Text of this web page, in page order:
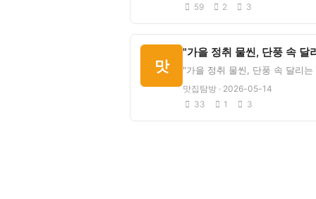
59
2 3
맛
맛집탐방 · 2026-05-14
33
1 3